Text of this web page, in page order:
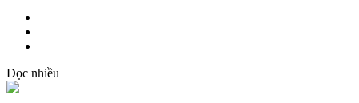
Đọc nhiều